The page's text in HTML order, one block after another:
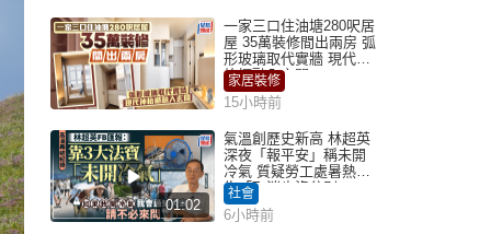
一家三口住油塘280呎居
屋 35萬裝修間出兩房 弧
形玻璃取代實牆 現代神
枱櫃融入玄關
家居裝修
15小時前
01:02
氣溫創歷史新高 林超英
深夜「報平安」稱未開
冷氣 質疑勞工處暑熱警
告「取消也沒分別」
社會
6小時前